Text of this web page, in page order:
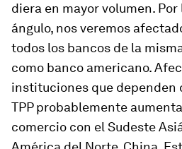
diera en mayor volumen.
ángulo, nos veremos
todos los bancos de la
como banco americano.
instituciones que dependen
TPP probablemente
comercio con el Sudeste